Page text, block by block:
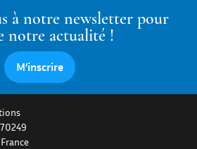
à notre newsletter pour
notre actualité !
M’inscrire
France